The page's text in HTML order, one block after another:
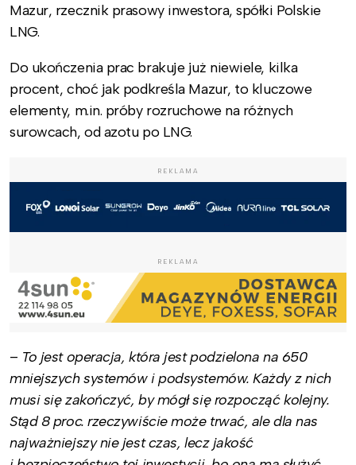
Mazur, rzecznik prasowy inwestora, spółki Polskie
LNG.
Do ukończenia prac brakuje już niewiele, kilka
procent, choć jak podkreśla Mazur, to kluczowe
elementy, m.in. próby rozruchowe na różnych
surowcach, od azotu po LNG.
REKLAMA
REKLAMA
– To jest operacja, która jest podzielona na 650
mniejszych systemów i podsystemów. Każdy z nich
musi się zakończyć, by mógł się rozpocząć kolejny.
Stąd 8 proc. rzeczywiście może trwać, ale dla nas
najważniejszy nie jest czas, lecz jakość